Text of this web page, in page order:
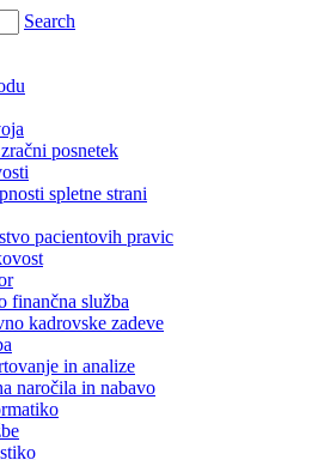
Search
posnetek
spletne strani
pacientovih pravic
finančna služba
kadrovske zadeve
in analize
naročila in nabavo